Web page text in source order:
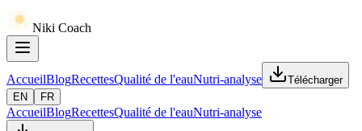
Niki Coach
AccueilBlogRecettesQualité de l'eauNutri-analyse
Télécharger
EN
FR
AccueilBlogRecettesQualité de l'eauNutri-analyse